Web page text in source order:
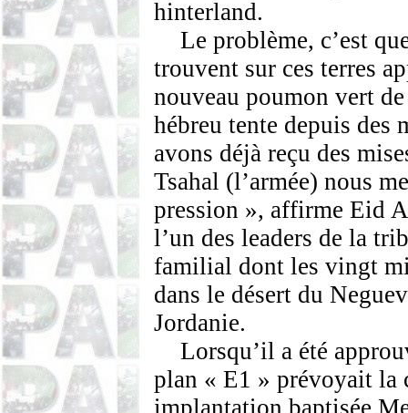
hinterland.
Le problème, c’est
trouvent sur ces terres
nouveau poumon vert
hébreu tente depuis des
avons déjà reçu des
Tsahal (l’armée) nous
pression », affirme Eid
l’un des leaders de la
familial dont les vingt
dans le désert du
Jordanie.
Lorsqu’il a été
plan « E1 » prévoyait la
implantation baptisée